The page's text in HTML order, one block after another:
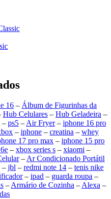
16 – Álbum de Figurinhas da
Hub Celulares – Hub Geladeira –
– ps5 –Air Fryer– iphone 16 pro
– iphone – creatina – whey
17 pro max – iphone 15 pro
– xbox series s – xiaomi –
–Ar Condicionado Portátil
– jbl – redmi note 14 – tenis nike
– ipad – guarda roupa –
–Armário de Cozinha –Alexa –